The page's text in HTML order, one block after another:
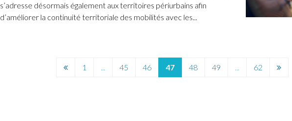
s’adresse désormais également aux territoires périurbains afin
d’améliorer la continuité territoriale des mobilités avec les...
Page1 ... 45 46 47 48 49 ... 62
Page